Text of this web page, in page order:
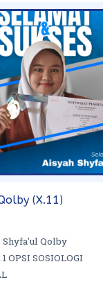
(X.11)
Qolby
OPSI SOSIOLOGI